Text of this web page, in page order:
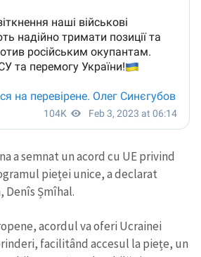
a semnat un acord cu UE privind
pieței unice, a declarat
Denîs Șmîhal.
acordul va oferi Ucrainei
facilitând accesul la piețe, un